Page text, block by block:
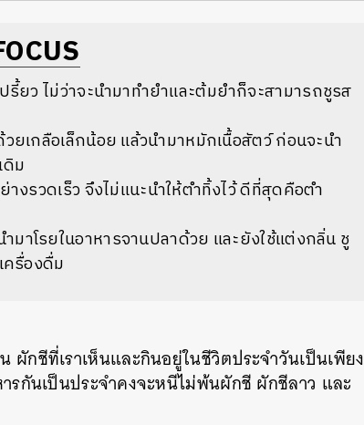
ยว ไม่ว่าจะนำมาทำยำและต้มยำก็จะสามารถชูรส
เกลือเล็กน้อย แล้วนำมาหมักเนื้อสัตว์ ก่อนจะนำ
ม
งรวดเร็ว จึงไม่แนะนำให้ตำทิ้งไว้ ดีที่สุดคือตำ
โรยในอาหารจานปลาด้วย และยังใช้แต่งกลิ่น ชู
รื่องดื่ม
ผักชีที่เราเห็นและกินอยู่ในชีวิตประจำวันเป็นเพียง
รกันเป็นประจำคงจะหนีไม่พ้นผักชี ผักชีลาว และ